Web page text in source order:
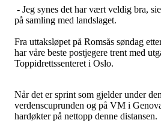
- Jeg synes det har vært veldig bra,
på samling med landslaget.
Fra uttaksløpet på Romsås søndag
har våre beste postjegere trent med
Toppidrettssenteret i Oslo.
Når det er sprint som gjelder under
verdenscuprunden og på VM i
hardøkter på nettopp denne distansen.